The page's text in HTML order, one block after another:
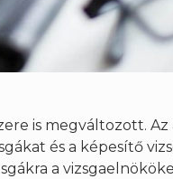
is megváltozott. Az
és a képesítő
a